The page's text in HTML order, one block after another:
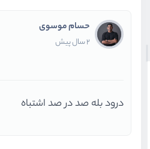
"button"
< DeleteIcon
حسام موسوی
2 سال پیش
درود بله صد در صد اشتباه